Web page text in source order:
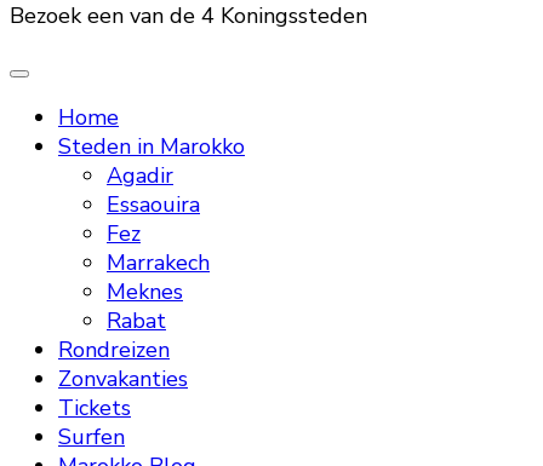
Bezoek een van de 4 Koningssteden
Home
Steden in Marokko
Agadir
Essaouira
Fez
Marrakech
Meknes
Rabat
Rondreizen
Zonvakanties
Tickets
Surfen